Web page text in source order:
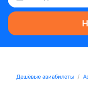
Дешёвые авиабилеты